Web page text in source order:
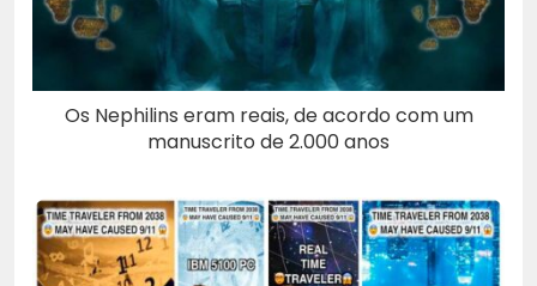
Os Nephilins eram reais, de acordo com um
manuscrito de 2.000 anos